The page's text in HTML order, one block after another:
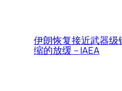
伊朗恢复接近武器级
缩的放缓 – IAEA